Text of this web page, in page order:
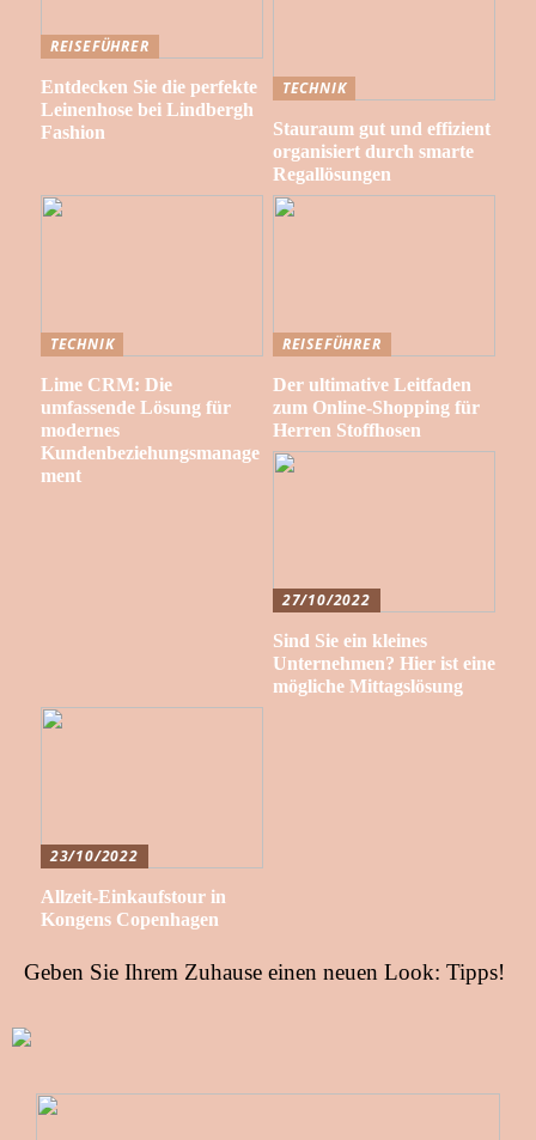
REISEFÜHRER
Entdecken Sie die perfekte
Leinenhose bei Lindbergh
Fashion
TECHNIK
Stauraum gut und effizient
organisiert durch smarte
Regallösungen
TECHNIK
Lime CRM: Die
umfassende Lösung für
modernes
Kundenbeziehungsmanage
ment
REISEFÜHRER
Der ultimative Leitfaden
zum Online-Shopping für
Herren Stoffhosen
27/10/2022
Sind Sie ein kleines
Unternehmen? Hier ist eine
mögliche Mittagslösung
23/10/2022
Allzeit-Einkaufstour in
Kongens Copenhagen
Geben Sie Ihrem Zuhause einen neuen Look: Tipps!